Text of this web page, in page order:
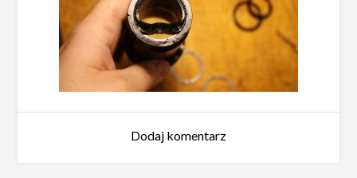
Dodaj komentarzdo